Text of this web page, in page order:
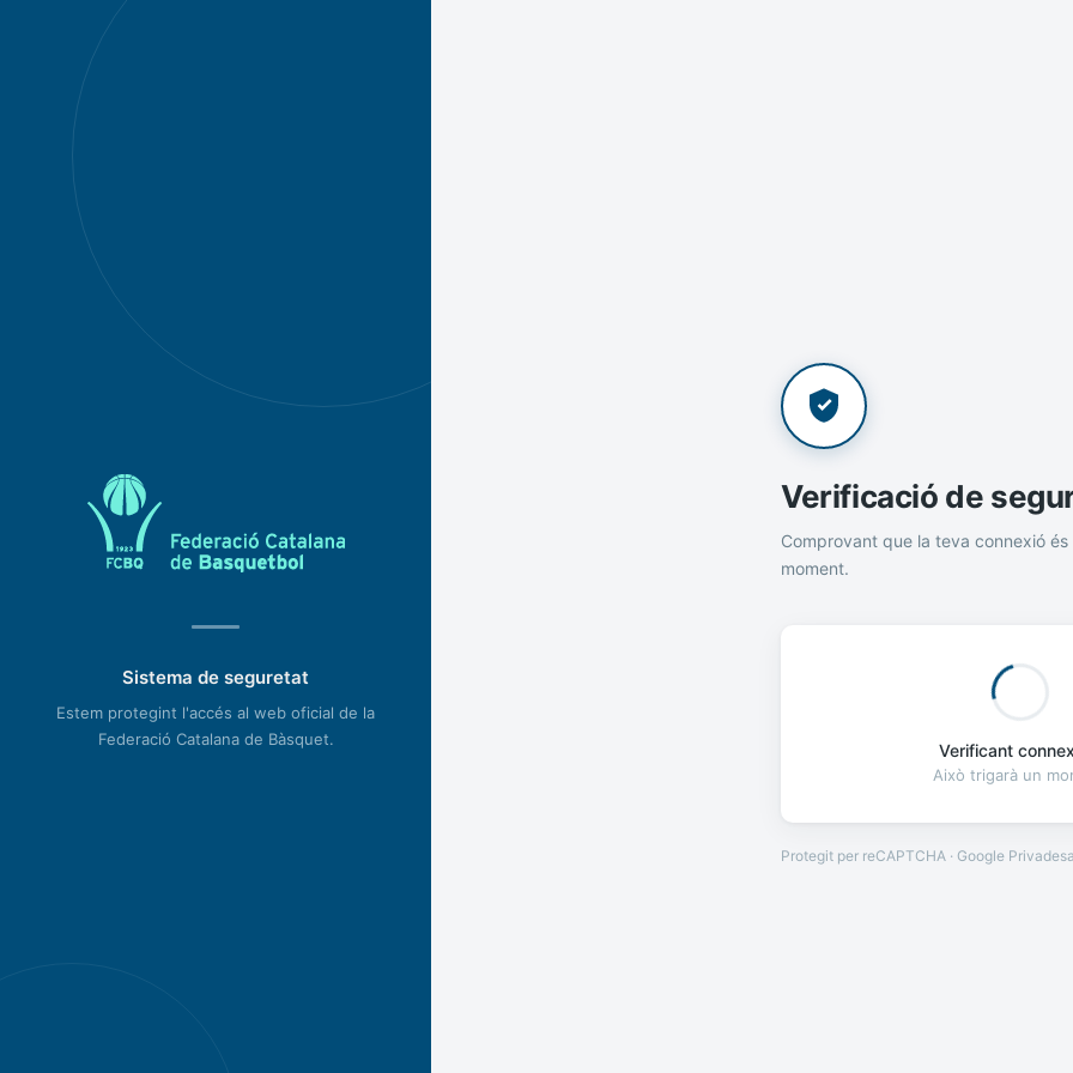
Sistema de seguretat
Estem protegint l'accés al web oficial de la
Federació Catalana de Bàsquet.
Verificació de
Comprovant que la teva connexió és
moment.
Verificant
Això trigarà un
Protegit per reCAPTCHA · Google Privadesa